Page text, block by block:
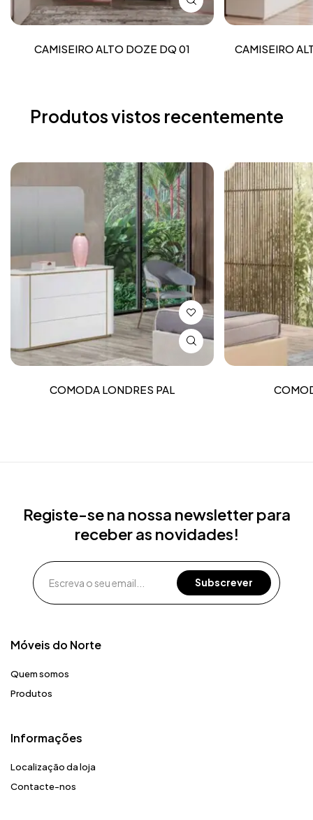
CAMISEIRO ALTO DOZE DQ 01 CAMISEIRO
Produtos vistos recentemente
COMODA LONDRES PAL
Móveis do Norte​
Quem somos
Produtos
Registe-se na nossa newsletter para
receber as novidades!
Informações
Localização da loja
Contacte-nos